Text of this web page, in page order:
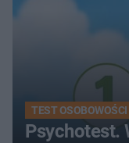
TEST OSOBOWOŚCI
Psychotest.